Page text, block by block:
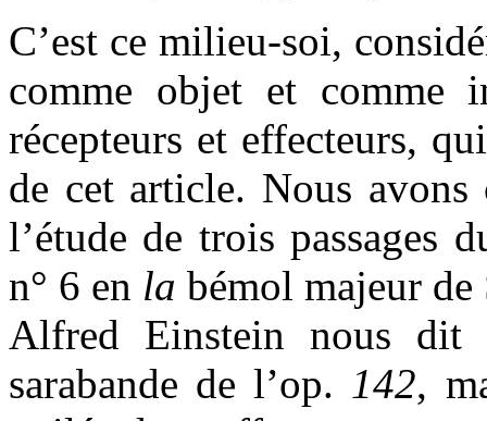
C’est ce milieu-soi,
comme objet et comme
récepteurs et effecteurs,
de cet article. Nous
l’étude de trois passages
n° 6 en la bémol majeur
Alfred Einstein nous
sarabande de l’op. 142,